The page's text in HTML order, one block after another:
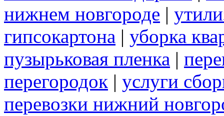
нижнем новгороде |
гипсокартона | уборка
пузырьковая пленка |
перегородок | услуги
перевозки нижний